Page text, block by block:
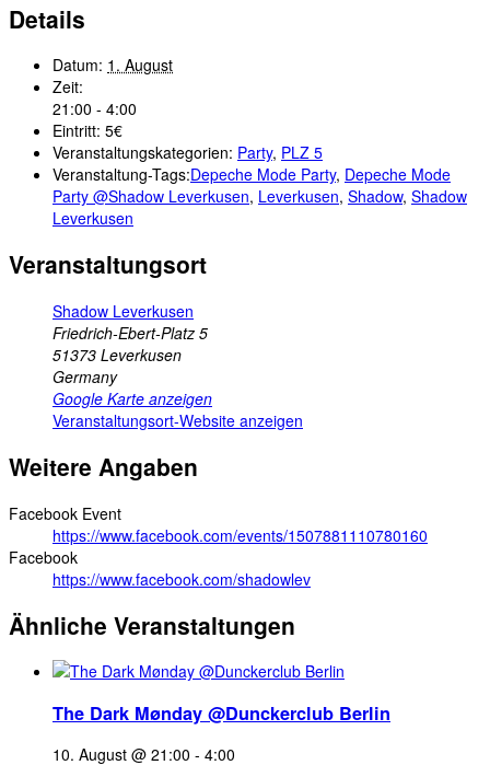
Details
Datum: 1. August
Zeit:
21:00 - 4:00
Eintritt: 5€
Veranstaltungskategorien: Party, PLZ 5
Veranstaltung-Tags:Depeche Mode Party, Depeche Mode
Party @Shadow Leverkusen, Leverkusen, Shadow, Shadow
Leverkusen
Veranstaltungsort
Shadow Leverkusen
Friedrich-Ebert-Platz 5
51373 Leverkusen
Germany
Google Karte anzeigen
Veranstaltungsort-Website anzeigen
Weitere Angaben
Facebook Event
https://www.facebook.com/events/1507881110780160
Facebook
https://www.facebook.com/shadowlev
Ähnliche Veranstaltungen
The Dark Mønday @Dunckerclub Berlin
10. August @ 21:00 - 4:00